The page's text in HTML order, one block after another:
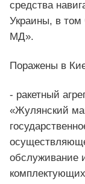
средства
Украины, в том
МД».
Поражены в
- ракетный
«Жулянский
обслуживание